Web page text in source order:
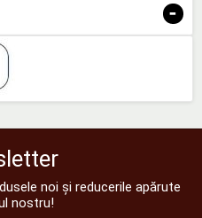
-
noi și reducerile apărute
nostru!